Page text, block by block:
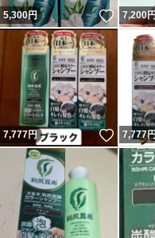
5,300円 いい
7,200
7,777円 いい
7,777円